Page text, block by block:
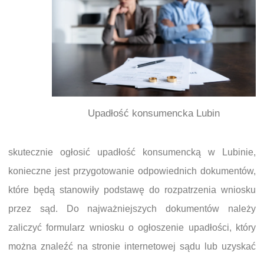
Upadłość konsumencka Lubin
skutecznie ogłosić upadłość konsumencką w Lubinie,
konieczne jest przygotowanie odpowiednich dokumentów,
które będą stanowiły podstawę do rozpatrzenia wniosku
przez sąd. Do najważniejszych dokumentów należy
zaliczyć formularz wniosku o ogłoszenie upadłości, który
można znaleźć na stronie internetowej sądu lub uzyskać